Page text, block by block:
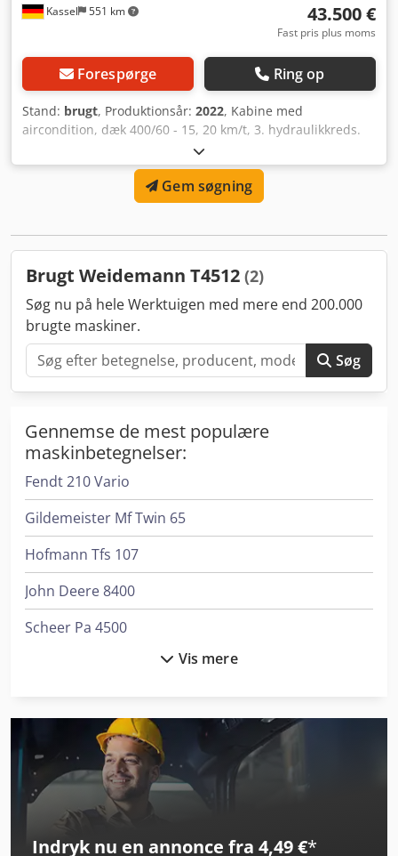
Kassel 551 km 43.500 €
Fast pris plus moms
Forespørge Ring op
Stand: brugt, Produktionsår: 2022, Kabine med
aircondition, dæk 400/60 - 15, 20 km/t, 3. hydraulikkreds.
Gem søgning
Brugt Weidemann T4512 (2)
Søg nu på hele Werktuigen med mere end 200.000
brugte maskiner.
Søg
Gennemse de mest populære
maskinbetegnelser:
Fendt 210 Vario
Gildemeister Mf Twin 65
Hofmann Tfs 107
John Deere 8400
Scheer Pa 4500
Weidemann 4080
Weiler Da 210
Weiler Dz 45
Weiler E 110
Vis mere
Indryk nu en annonce fra 4,49 €*